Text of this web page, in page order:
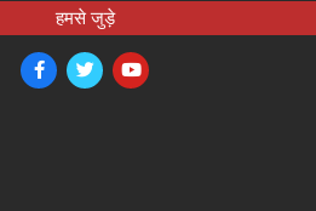
हमसे जुड़े